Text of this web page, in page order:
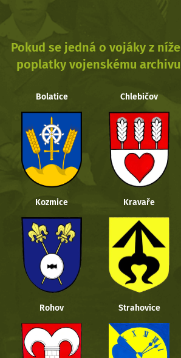
Pokud se jedná o vojáky z
poplatky vojenskému
Bolatice Chlebičov
Kozmice Kravaře
Rohov Strahovice